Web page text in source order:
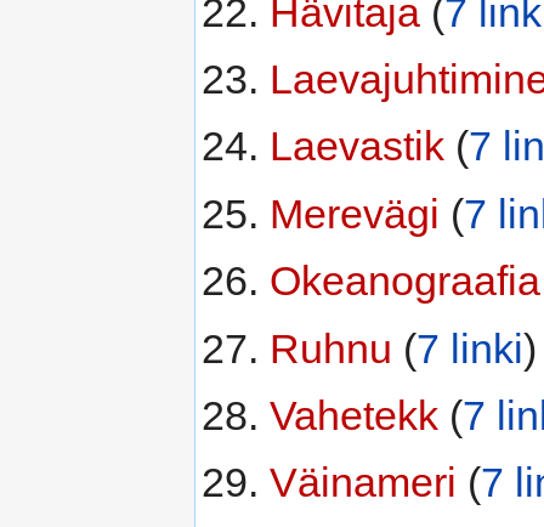
Hävitaja‏‎ (7
Laevastik‏‎ (7
Merevägi ‏‎ (7
Okeanograafia
Ruhnu ‏‎ (7 linki)
Vahetekk‏‎ (7
Väinameri ‏‎ (7